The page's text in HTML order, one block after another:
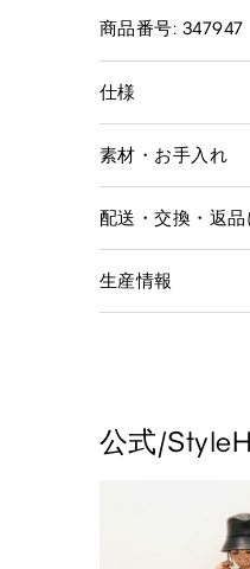
商品番号: 347947
仕様
素材・お手入れ
配送・交換・返品
生産情報
公式/